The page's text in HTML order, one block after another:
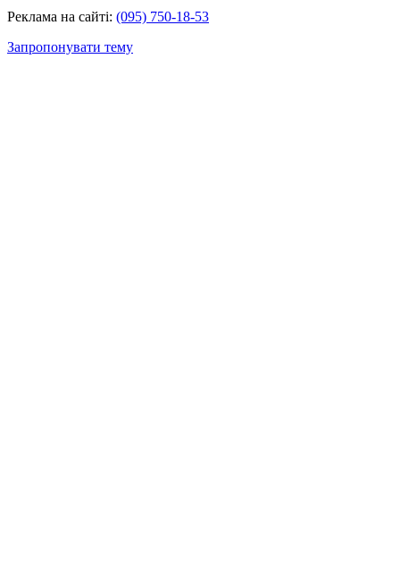
Реклама на сайті: (095) 750-18-53
Запропонувати тему